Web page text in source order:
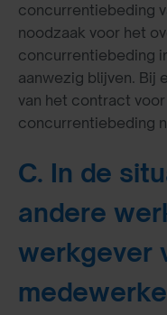
concurrentiebeding
noodzaak voor het
concurrentiebeding
aanwezig blijven. Bij
van het contract
concurrentiebeding
C. In de
andere
werkgever